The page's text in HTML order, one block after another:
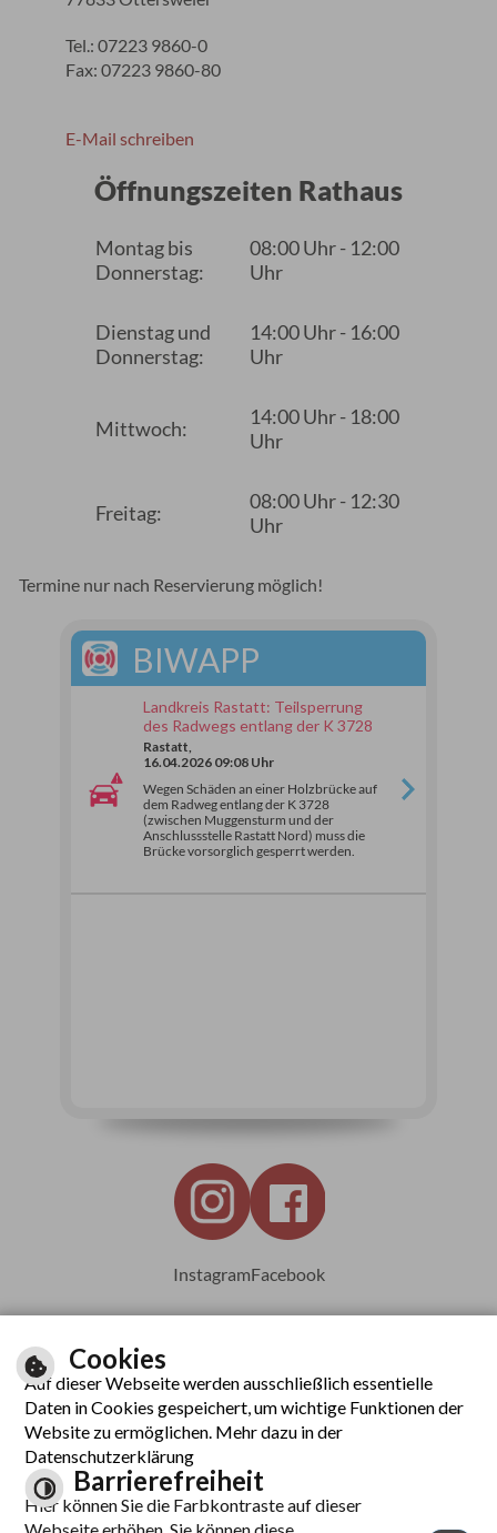
Tel.: 07223 9860-0
Fax: 07223 9860-80
E-Mail schreiben
Öffnungszeiten Rathaus
Montag bis
Donnerstag:
08:00 Uhr - 12:00
Uhr
Dienstag und
Donnerstag:
14:00 Uhr - 16:00
Uhr
Mittwoch:
14:00 Uhr - 18:00
Uhr
Freitag:
08:00 Uhr - 12:30
Uhr
Termine nur nach Reservierung möglich!
BIWAPP
Landkreis Rastatt: Teilsperrung
des Radwegs entlang der K 3728
Rastatt,
16.04.2026 09:08 Uhr
Wegen Schäden an einer Holzbrücke auf
dem Radweg entlang der K 3728
(zwischen Muggensturm und der
Anschlussstelle Rastatt Nord) muss die
Brücke vorsorglich gesperrt werden.
InstagramFacebook
Leichte Sprache
Inhalt
Impressum
Cookies
Auf dieser Webseite werden ausschließlich essentielle
Daten in Cookies gespeichert, um wichtige Funktionen der
Website zu ermöglichen. Mehr dazu in der
Datenschutzerklärung
Barrierefreiheit
Hier können Sie die Farbkontraste auf dieser